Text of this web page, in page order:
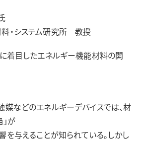
・システム研究所 教授
に着目したエネルギー機能材料の開
媒などのエネルギーデバイスでは、材
が
を与えることが知られている。しかし